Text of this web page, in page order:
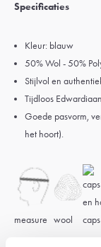
Specificaties
Kleur: blauw
50% Wol - 50%
Stijlvol en
Tijdloos
Goede pasvorm,
het hoort).
measure wool caps